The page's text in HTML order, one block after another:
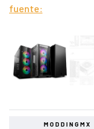
fuente:
MODDINGMX